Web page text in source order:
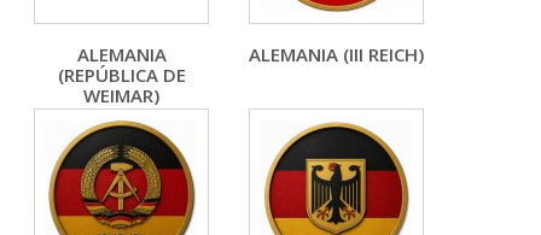
ALEMANIA
(REPÚBLICA DE
WEIMAR)
ALEMANIA (III REICH)